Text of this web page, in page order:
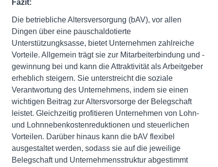
Fazit:
Die betriebliche Altersversorgung (bAV), vor allen
Dingen über eine pauschaldotierte
Unterstützungksasse, bietet Unternehmen zahlreiche
Vorteile. Allgemein trägt sie zur Mitarbeiterbindung und -
gewinnung bei und kann die Attraktivität als Arbeitgeber
erheblich steigern. Sie unterstreicht die soziale
Verantwortung des Unternehmens, indem sie einen
wichtigen Beitrag zur Altersvorsorge der Belegschaft
leistet. Gleichzeitig profitieren Unternehmen von Lohn-
und Lohnnebenkostenreduktionen und steuerlichen
Vorteilen. Darüber hinaus kann die bAV flexibel
ausgestaltet werden, sodass sie auf die jeweilige
Belegschaft und Unternehmensstruktur abgestimmt